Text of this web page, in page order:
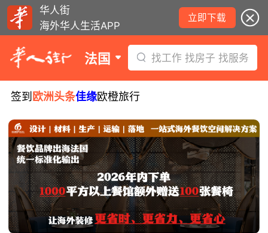
华人街
海外华人生活APP
立即下载
法国 找工作 找房子 找服务
签到 欧洲头条佳缘欧橙旅行